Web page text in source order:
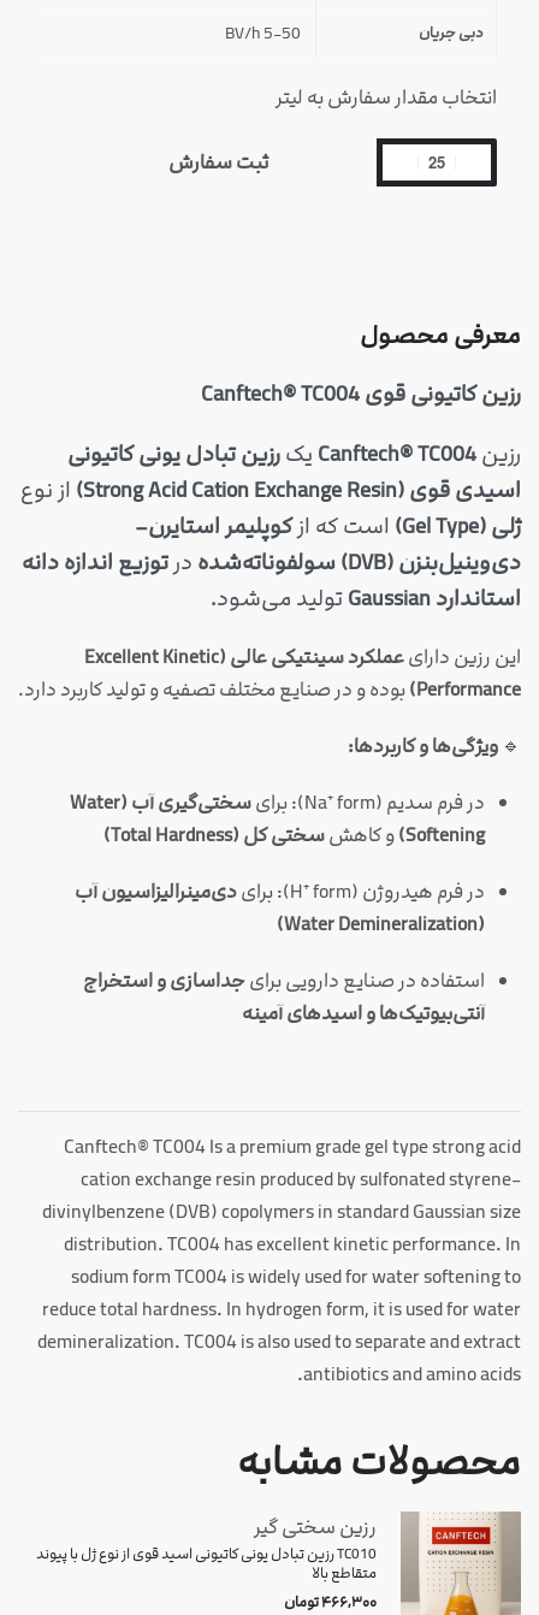
دبی جریان 5-50 BV/h
انتخاب مقدار سفارش به لیتر
ثبت سفارش
معرفی محصول
رزین کاتیونی قوی Canftech® TC004
رزینCanftech® TC004 یکرزین تبادل یونی کاتیونی
اسیدی قوی (Strong Acid Cation Exchange Resin)
از نوع
ژلی (Gel Type)
است که ازکوپلیمر استایرن–
دی‌وینیل‌بنزن (DVB) سولفوناته‌شده
در توزیع اندازه دانه
استاندارد Gaussian
تولید می‌شود.
این رزین دارای
عملکرد سینتیکی عالی (Excellent Kinetic
Performance) بوده و در صنایع مختلف تصفیه و تولید کاربرد دارد.
🔹 ویژگی‌ها و کاربردها:
در فرم سدیم (Na⁺ form): برای
سختی‌گیری آب (Water
Softening) و کاهشسختی کل (Total Hardness)
در فرم هیدروژن (H⁺ form): برای
دی‌مینرالیزاسیون آب
(Water Demineralization)
استفاده در صنایع دارویی برایجداسازی و استخراج
آنتی‌بیوتیک‌ها و اسیدهای آمینه
Canftech® TC004 Is a premium grade gel type strong acid
cation exchange resin produced by sulfonated styrene-
divinylbenzene (DVB) copolymers in standard Gaussian size
distribution. TC004 has excellent kinetic performance. In
sodium form TC004 is widely used for water softening to
reduce total hardness. In hydrogen form, it is used for water
demineralization. TC004 is also used to separate and extract
antibiotics and amino acids.
محصولات مشابه
رزین سختی گیر
TC010 رزین تبادل یونی کاتیونی اسید قوی از نوع ژل با پیوند
متقاطع بالا
۴۶۶,۳۰۰تومان